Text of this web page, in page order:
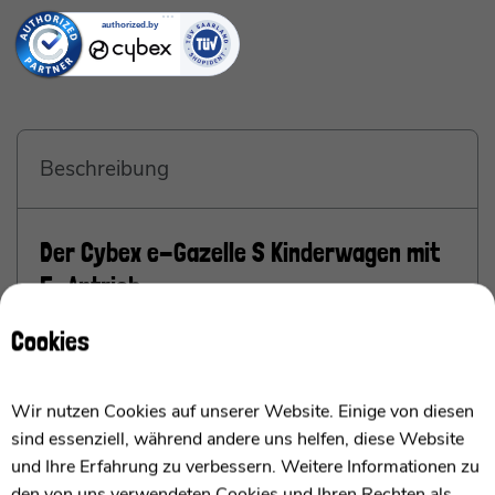
Beschreibung
Der Cybex e-Gazelle S Kinderwagen mit
E-Antrieb
ab Geburt bis 4 Jahren / 0-22kg
Cybex e-Gazelle S: Euer zuverlässiger Partner
mit E-Antrieb für müheloses Fahren auf jedem
Terrain
Cookies
Wir nutzen Cookies auf unserer Website. Einige von diesen
sind essenziell, während andere uns helfen, diese Website
und Ihre Erfahrung zu verbessern. Weitere Informationen zu